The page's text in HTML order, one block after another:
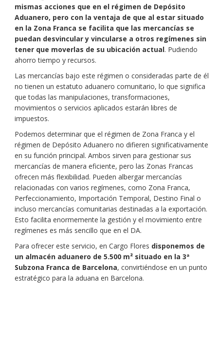
mismas acciones que en el régimen de Depósito
Aduanero, pero con la ventaja de que al estar situado
en la Zona Franca se facilita que las mercancías se
puedan desvincular y vincularse a otros regímenes sin
tener que moverlas de su ubicación actual. Pudiendo
ahorro tiempo y recursos.
Las mercancías bajo este régimen o consideradas parte de él
no tienen un estatuto aduanero comunitario, lo que significa
que todas las manipulaciones, transformaciones,
movimientos o servicios aplicados estarán libres de
impuestos.
Podemos determinar que el régimen de Zona Franca y el
régimen de Depósito Aduanero no difieren significativamente
en su función principal. Ambos sirven para gestionar sus
mercancías de manera eficiente, pero las Zonas Francas
ofrecen más flexibilidad. Pueden albergar mercancías
relacionadas con varios regímenes, como Zona Franca,
Perfeccionamiento, Importación Temporal, Destino Final o
incluso mercancías comunitarias destinadas a la exportación.
Esto facilita enormemente la gestión y el movimiento entre
regímenes es más sencillo que en el DA.
Para ofrecer este servicio, en Cargo Flores disponemos de
un almacén aduanero de 5.500 m² situado en la 3ª
Subzona Franca de Barcelona, convirtiéndose en un punto
estratégico para la aduana en Barcelona.